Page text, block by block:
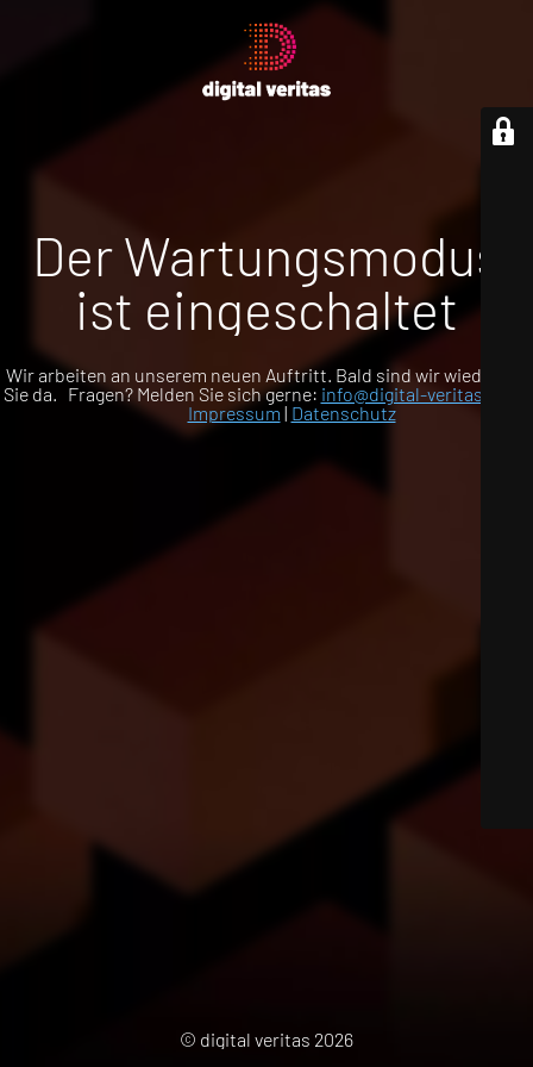
Der Wartungsmodus
ist eingeschaltet
Wir arbeiten an unserem neuen Auftritt. Bald sind wir wieder für
Sie da. Fragen? Melden Sie sich gerne: info@digital-veritas.com
Impressum | Datenschutz
© digital veritas 2026